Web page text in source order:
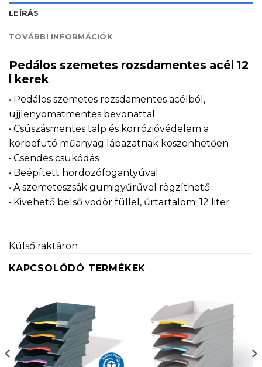
LEÍRÁS
TOVÁBBI INFORMÁCIÓK
Pedálos szemetes rozsdamentes acél 12
l kerek
• Pedálos szemetes rozsdamentes acélból,
ujjlenyomatmentes bevonattal
• Csúszásmentes talp és korrózióvédelem a
körbefutó műanyag lábazatnak köszönhetően
• Csendes csukódás
• Beépített hordozófogantyúval
• A szemeteszsák gumigyűrűvel rögzíthető
• Kivehető belső vödör füllel, űrtartalom: 12 liter
Külső raktáron
KAPCSOLÓDÓ TERMÉKEK